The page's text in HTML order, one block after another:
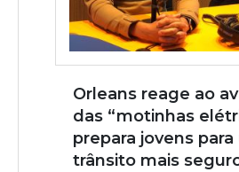
Orleans reage ao
das “motinhas
prepara jovens para
trânsito mais